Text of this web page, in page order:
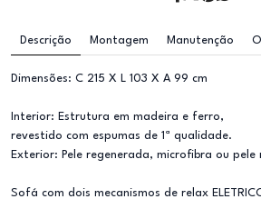
Descrição Montagem Manutenção
Dimensões: C 215 X L 103 X A 99 cm
Interior: Estrutura em madeira e ferro,
revestido com espumas de 1ª qualidade.
Exterior: Pele regenerada, microfibra ou pele
Sofá com dois mecanismos de relax